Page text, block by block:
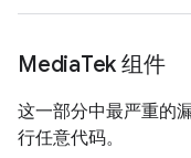
MediaTek 组件
这一部分中最严重的
行任意代码。